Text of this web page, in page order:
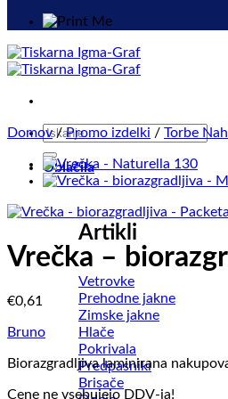
Išči:
Oblačila
Artikli
Vetrovke
Prehodne jakne
Zimske jakne
Hlače
Pokrivala
Predpasniki
Brisače
Domov / Promo izdelki / Torbe
Vrečka –
€0,61
Bruno
Biorazgradljiva laminirana
Cene ne vsebujejo DDV-ja!